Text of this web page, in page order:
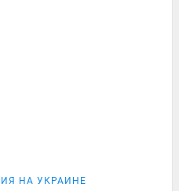
НА УКРАИНЕ